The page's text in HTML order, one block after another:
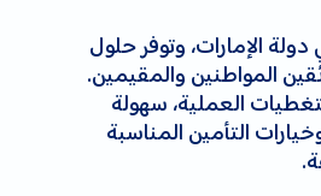
الإمارات، وتوفر حلول
المواطنين والمقيمين.
العملية، سهولة
التأمين المناسبة